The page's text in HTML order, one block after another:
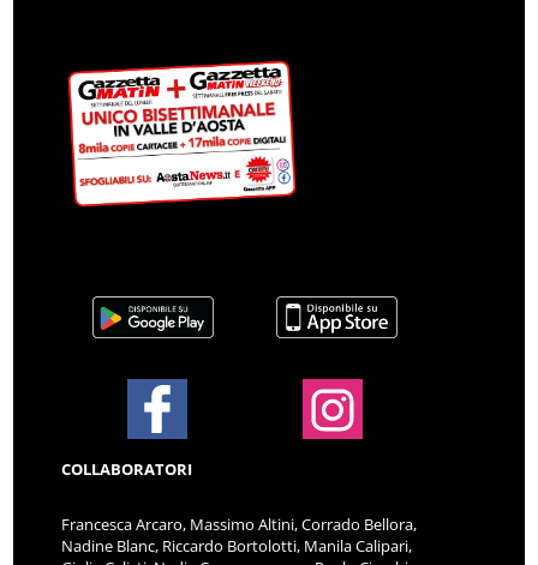
COLLABORATORI
Francesca Arcaro, Massimo Altini, Corrado Bellora,
Nadine Blanc, Riccardo Bortolotti, Manila Calipari,